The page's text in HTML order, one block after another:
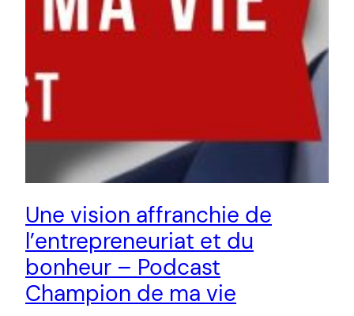
Une vision affranchie de
l’entrepreneuriat et du
bonheur – Podcast
Champion de ma vie